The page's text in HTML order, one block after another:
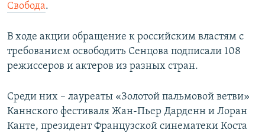
Свобода.
В ходе акции обращение к российским властям с
требованием освободить Сенцова подписали 108
режиссеров и актеров из разных стран.
Среди них – лауреаты «Золотой пальмовой ветви»
Каннского фестиваля Жан-Пьер Дарденн и Лоран
Канте, президент Французской синематеки Коста